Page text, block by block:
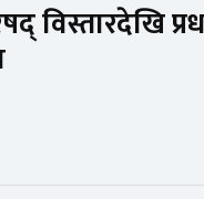
विस्तारदेखि